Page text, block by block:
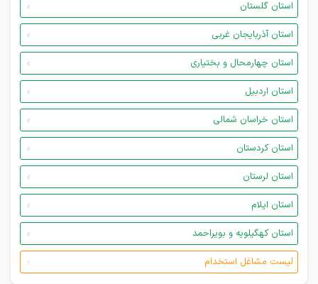
استان گلستان
استان آذربایجان غربی
استان چهارمحال و بختیاری
استان اردبیل
استان خراسان شمالی
استان کردستان
استان لرستان
استان ایلام
استان کهگیلویه و بویراحمد
لیست مشاغل استخدام